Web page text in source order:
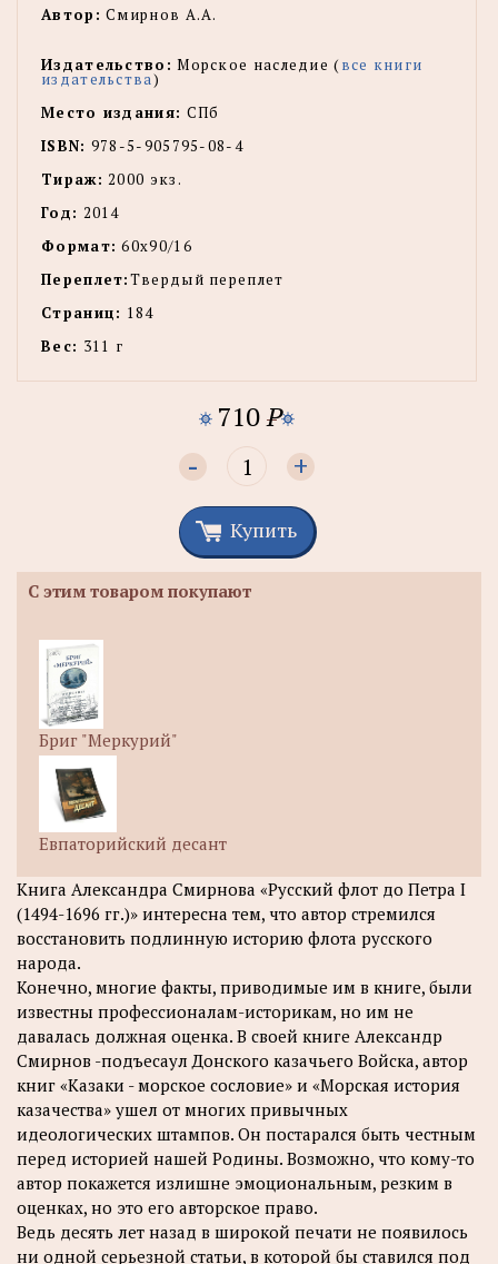
Автор: Смирнов А.А.
Издательство: Морское наследие (все книги
издательства)
Место издания: СПб
ISBN: 978-5-905795-08-4
Тираж: 2000 экз.
Год: 2014
Формат: 60х90/16
Переплет:Твердый переплет
Страниц: 184
Вес: 311 г
710P
- +
Купить
С этим товаром покупают
Бриг "Меркурий"
Евпаторийский десант
Книга Александра Смирнова «Русский флот до Петра I
(1494-1696 гг.)» интересна тем, что автор стремился
восстановить подлинную историю флота русского
народа.
Конечно, многие факты, приводимые им в книге, были
известны профессионалам-историкам, но им не
давалась должная оценка. В своей книге Александр
Смирнов -подъесаул Донского казачьего Войска, автор
книг «Казаки - морское сословие» и «Морская история
казачества» ушел от многих привычных
идеологических штампов. Он постарался быть честным
перед историей нашей Родины. Возможно, что кому-то
автор покажется излишне эмоциональным, резким в
оценках, но это его авторское право.
Ведь десять лет назад в широкой печати не появилось
ни одной серьезной статьи, в которой бы ставился под